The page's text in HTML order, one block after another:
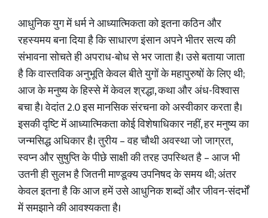
आधुनिक युग में धर्म ने आध्यात्मिकता को इतना कठिन और
रहस्यमय बना दिया है कि साधारण इंसान अपने भीतर सत्य की
संभावना सोचते ही अपराध-बोध से भर जाता है। उसे बताया जाता
है कि वास्तविक अनुभूति केवल बीते युगों के महापुरुषों के लिए थी;
आज के मनुष्य के हिस्से में केवल श्रद्धा, कथा और अंध-विश्वास
बचा है। वेदांत 2.0 इस मानसिक संरचना को अस्वीकार करता है।
इसकी दृष्टि में आध्यात्मिकता कोई विशेषाधिकार नहीं, हर मनुष्य का
जन्मसिद्ध अधिकार है। तुरीय – वह चौथी अवस्था जो जाग्रत,
स्वप्न और सुषुप्ति के पीछे साक्षी की तरह उपस्थित है – आज भी
उतनी ही सुलभ है जितनी माण्डूक्य उपनिषद के समय थी; अंतर
केवल इतना है कि आज हमें उसे आधुनिक शब्दों और जीवन-संदर्भों
में समझाने की आवश्यकता है।